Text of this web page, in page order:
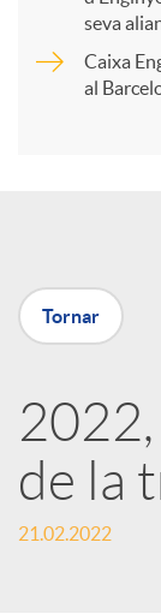
X
a
r
seva
Caixa
al
Tornar
de la
21.02.2022